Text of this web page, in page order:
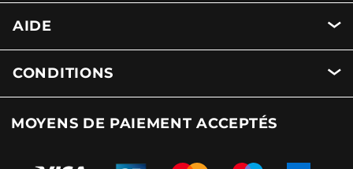
AIDE
CONDITIONS
MOYENS DE PAIEMENT ACCEPTÉS